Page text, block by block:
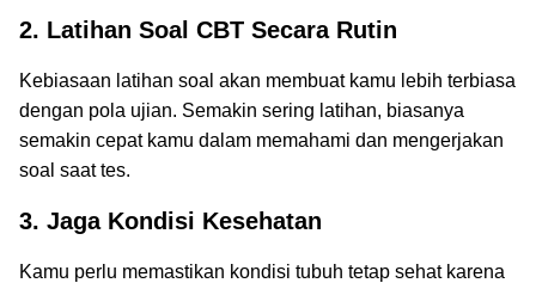
2. Latihan Soal CBT Secara Rutin
Kebiasaan latihan soal akan membuat kamu lebih terbiasa
dengan pola ujian. Semakin sering latihan, biasanya
semakin cepat kamu dalam memahami dan mengerjakan
soal saat tes.
3. Jaga Kondisi Kesehatan
Kamu perlu memastikan kondisi tubuh tetap sehat karena